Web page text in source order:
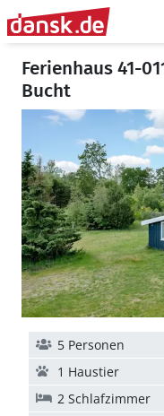
Ferienhaus 41-
Bucht
5 Personen
1 Haustier
2 Schlafzimmer